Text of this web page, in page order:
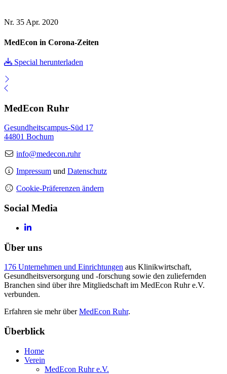
Nr. 35Apr. 2020
MedEcon in Corona-Zeiten
Special herunterladen
MedEcon Ruhr
Gesundheitscampus-Süd 17
44801 Bochum
info@medecon.ruhr
Impressum und Datenschutz
Cookie-Präferenzen ändern
Social Media
Über uns
176 Unternehmen und Einrichtungen aus Klinikwirtschaft,
Gesundheitsversorgung und -forschung sowie den zuliefernden
Branchen sind über ihre Mitgliedschaft im MedEcon Ruhr e.V.
verbunden.
Erfahren sie mehr überMedEcon Ruhr.
Überblick
Home
Verein
MedEcon Ruhr e.V.